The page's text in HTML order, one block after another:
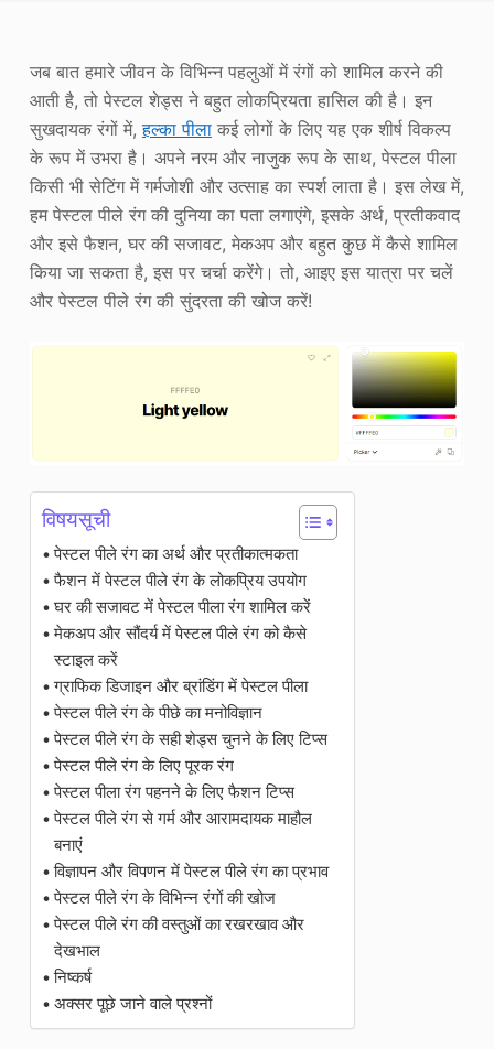
छवि पुनः कॉपीराइट
जब बात हमारे जीवन के विभिन्न पहलुओं में रंगों को शामिल करने की
आती है, तो पेस्टल शेड्स ने बहुत लोकप्रियता हासिल की है। इन
सुखदायक रंगों में,हल्का पीलाकई लोगों के लिए यह एक शीर्ष विकल्प
के रूप में उभरा है। अपने नरम और नाजुक रूप के साथ, पेस्टल पीला
किसी भी सेटिंग में गर्मजोशी और उत्साह का स्पर्श लाता है। इस लेख में,
हम पेस्टल पीले रंग की दुनिया का पता लगाएंगे, इसके अर्थ, प्रतीकवाद
और इसे फैशन, घर की सजावट, मेकअप और बहुत कुछ में कैसे शामिल
किया जा सकता है, इस पर चर्चा करेंगे। तो, आइए इस यात्रा पर चलें
और पेस्टल पीले रंग की सुंदरता की खोज करें!
विषयसूची
पेस्टल पीले रंग का अर्थ और प्रतीकात्मकता
फैशन में पेस्टल पीले रंग के लोकप्रिय उपयोग
घर की सजावट में पेस्टल पीला रंग शामिल करें
मेकअप और सौंदर्य में पेस्टल पीले रंग को कैसे
स्टाइल करें
ग्राफिक डिजाइन और ब्रांडिंग में पेस्टल पीला
पेस्टल पीले रंग के पीछे का मनोविज्ञान
पेस्टल पीले रंग के सही शेड्स चुनने के लिए टिप्स
पेस्टल पीले रंग के लिए पूरक रंग
पेस्टल पीला रंग पहनने के लिए फैशन टिप्स
पेस्टल पीले रंग से गर्म और आरामदायक माहौल
बनाएं
विज्ञापन और विपणन में पेस्टल पीले रंग का प्रभाव
पेस्टल पीले रंग के विभिन्न रंगों की खोज
पेस्टल पीले रंग की वस्तुओं का रखरखाव और
देखभाल
निष्कर्ष
अक्सर पूछे जाने वाले प्रश्नों